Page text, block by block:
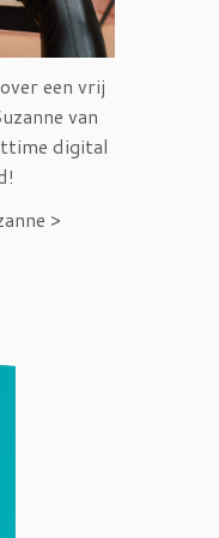
een vrij
van
digital
>